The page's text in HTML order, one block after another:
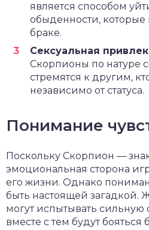
является способом
обыденности, которые
браке.
Сексуальная
Скорпионы по натуре
стремятся к другим,
независимо от статуса.
Понимание
Поскольку Скорпион —
эмоциональная сторона
его жизни. Однако
быть настоящей загадкой.
могут испытывать сильную
вместе с тем будут